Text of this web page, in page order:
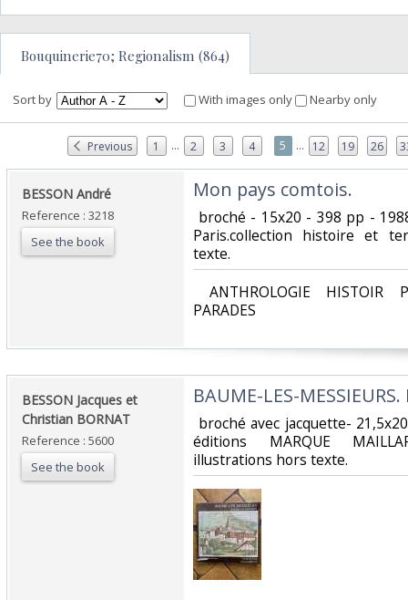
Bouquinerie70; Regionalism (864)
Sort by With images only Nearby only
Previous 1 ... 2 3 4 5 ... 12 19 26
‎BESSON André‎
Reference : 3218
See the book
‎Mon pays comtois.‎
broché - 15x20 - 398 pp -
Paris.collection histoire et
texte.‎
ANTHROLOGIE HISTOIR
PARADES‎
‎BESSON Jacques et
Christian BORNAT‎
Reference : 5600
See the book
‎BAUME-LES-
broché avec jacquette-
éditions MARQUE
illustrations hors texte.‎